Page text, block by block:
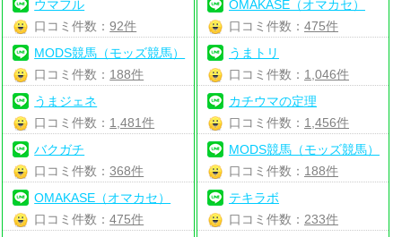
ウマフル
口コミ件数：92件
MODS競馬（モッズ競馬）
口コミ件数： 188件
うまジェネ
口コミ件数： 1,481件
バクガチ
口コミ件数：368件
OMAKASE（オマカセ）
口コミ件数：475件
OMAKASE（オマカセ）
口コミ件数： 475件
うまトリ
口コミ件数： 1,046件
カチウマの定理
口コミ件数： 1,456件
MODS競馬（モッズ競馬）
口コミ件数： 188件
テキラボ
口コミ件数： 233件